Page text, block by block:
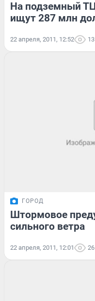
На подземный
ищут 287 млн
22 апреля, 2011, 12:52
ГОРОД
Штормовое
сильного ветра
22 апреля, 2011, 12:01